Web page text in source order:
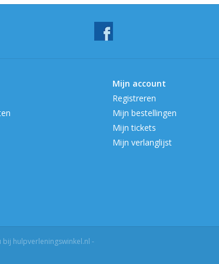
Wat wordt er bij uw bestelling
DefiSign AED Buitenkast 210
Transformator
Let op: de bedrading en
Mijn account
Registreren
Mijn bestellingen
Mijn tickets
Mijn verlanglijst
bij hulpverleningswinkel.nl -